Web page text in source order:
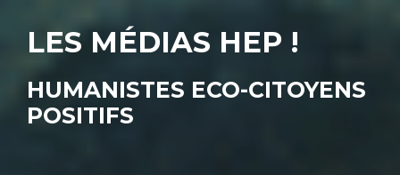
LES MÉDIAS HEP !
HUMANISTES ECO-CITOYENS
POSITIFS